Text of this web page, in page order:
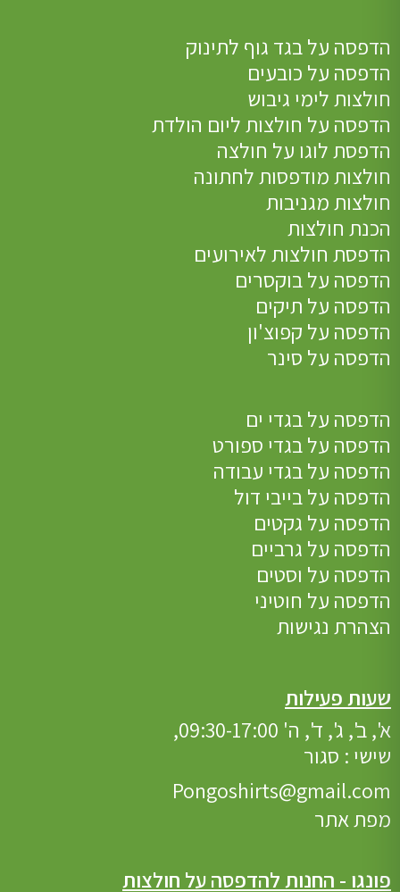
הדפסה על בגד גוף לתינוק
הדפסה על כובעים
חולצות לימי גיבוש
הדפסה על חולצות ליום הולדת
הדפסת לוגו על חולצה
חולצות מודפסות לחתונה
חולצות מגניבות
הכנת חולצות
הדפסת חולצות לאירועים
הדפסה על בוקסרים
הדפסה על תיקים
הדפסה על קפוצ'ון
הדפסה על סינר
הדפסה על בגדי ים
הדפסה על בגדי ספורט
הדפסה על בגדי עבודה
הדפסה על בייבי דול
הדפסה על גקטים
הדפסה על גרביים
הדפסה על וסטים
הדפסה על חוטיני
הצהרת נגישות
שעות פעילות
א', ב', ג', ד', ה' 09:30-17:00,
שישי : סגור
Pongoshirts@gmail.com
מפת אתר
פונגו - החנות להדפסה על חולצות